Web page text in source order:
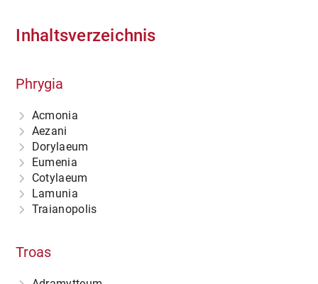
PUBLIKATIONEN
ABKLATSCHE
Inhaltsverzeichnis
Phrygia
Acmonia
Aezani
Dorylaeum
Eumenia
Cotylaeum
Lamunia
Traianopolis
Troas